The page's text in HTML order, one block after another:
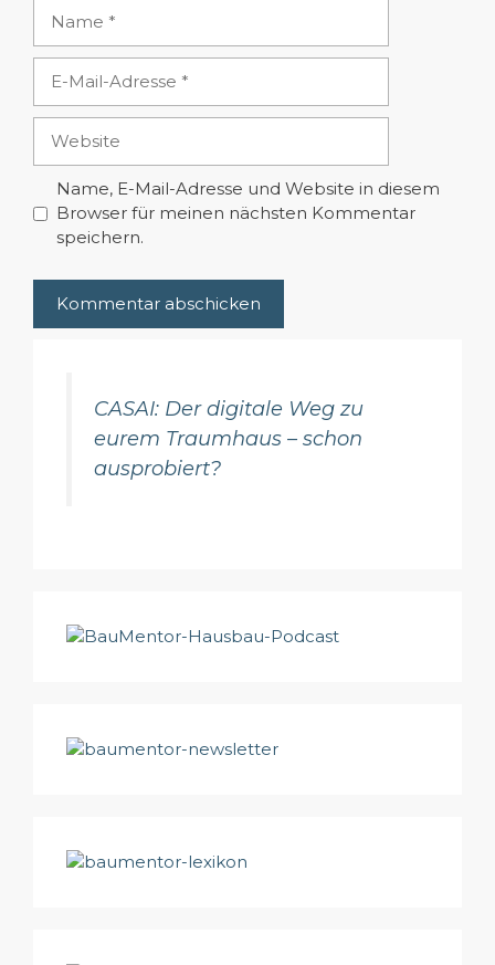
Mail-
Adresse
Name, E-Mail-Adresse und Website in diesem
Browser für meinen nächsten Kommentar
speichern.
CASAI: Der digitale Weg zu
eurem Traumhaus – schon
ausprobiert?